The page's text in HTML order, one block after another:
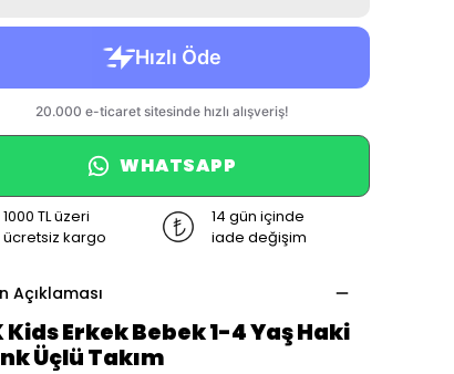
WHATSAPP
1000 TL üzeri
ücretsiz kargo
14 gün içinde
iade değişim
Açıklaması
Kids Erkek Bebek 1-4 Yaş Haki
Üçlü Takım